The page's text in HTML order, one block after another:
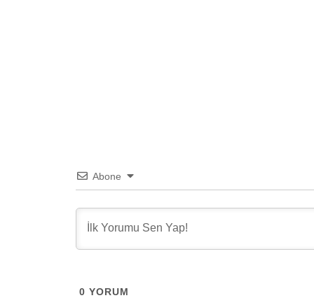
Abone
0 YORUM